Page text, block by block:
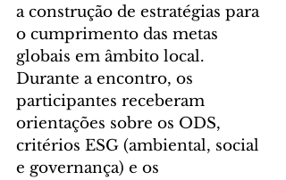
a construção de estratégias para
o cumprimento das metas
globais em âmbito local.
Durante a encontro, os
participantes receberam
orientações sobre os ODS,
critérios ESG (ambiental, social
e governança) e os